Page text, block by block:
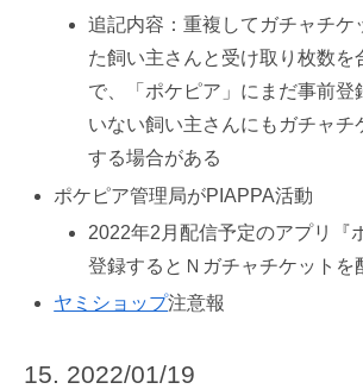
追記内容：重複してガチャチケ
た飼い主さんと受け取り枚数を
で、「ポケピア」にまだ事前登
いない飼い主さんにもガチャチ
する場合がある
ポケピア管理局がPIAPPA活動
2022年2月配信予定のアプリ『
登録するとＮガチャチケットを
ヤミショップ注意報
2022/01/19